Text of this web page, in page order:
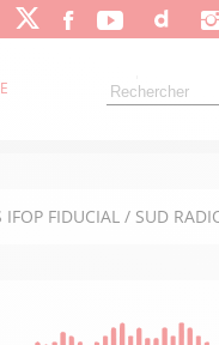
IFOP FIDUCIAL / SUD